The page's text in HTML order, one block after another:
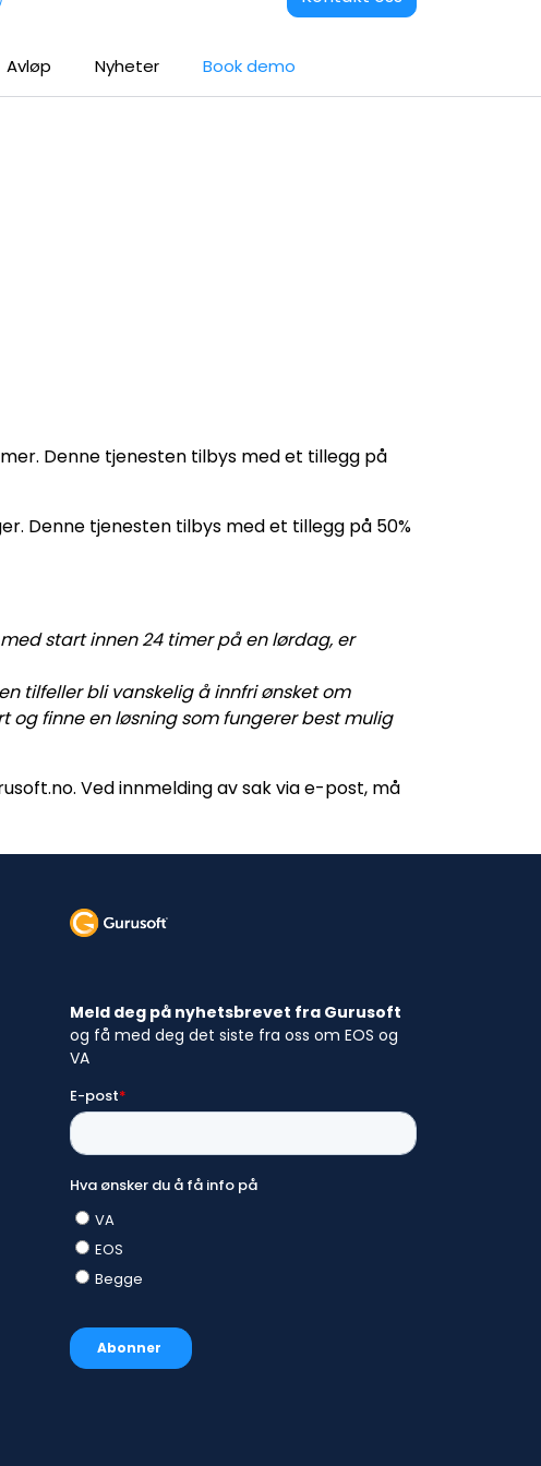
Avløp Nyheter Book demo
Denne tjenesten tilbys med et tillegg på
Denne tjenesten tilbys med et tillegg på 50%
start innen 24 timer på en lørdag, er
tilfeller bli vanskelig å innfri ønsket om
finne en løsning som fungerer best mulig
. Ved innmelding av sak via e-post, må